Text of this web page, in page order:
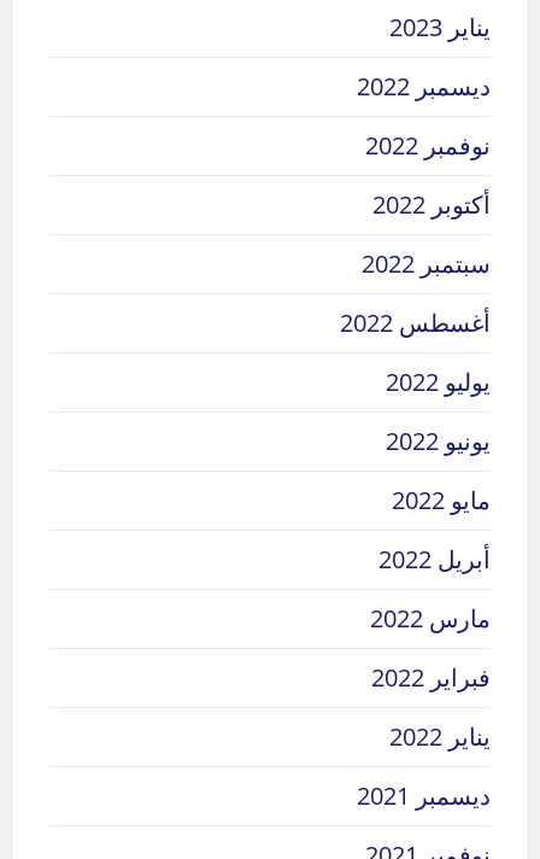
يناير 2023
ديسمبر 2022
نوفمبر 2022
أكتوبر 2022
سبتمبر 2022
أغسطس 2022
يوليو 2022
يونيو 2022
مايو 2022
أبريل 2022
مارس 2022
فبراير 2022
يناير 2022
ديسمبر 2021